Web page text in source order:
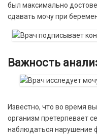
был максимально
сдавать мочу при
Важность
Известно, что во время
организм претерпевает
наблюдаться нарушение